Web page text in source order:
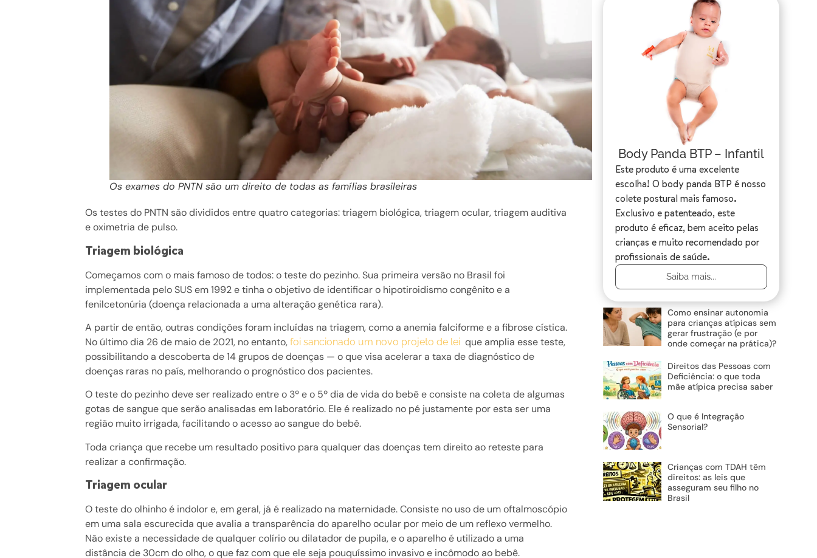
Os exames do PNTN são um direito de todas as famílias brasileiras
Os testes do PNTN são divididos entre quatro categorias: triagem biológica, triagem ocular, triagem auditiva
e oximetria de pulso.
Triagem biológica
Começamos com o mais famoso de todos: oteste do pezinho. Sua primeira versão no Brasil foi
implementada pelo SUS em 1992 e tinha o objetivo de identificar o hipotiroidismo congênito e a
fenilcetonúria (doença relacionada a uma alteração genética rara).
A partir de então, outras condições foram incluídas na triagem, como a anemia falciforme e a fibrose cística.
No último dia 26 de maio de 2021, no entanto,foi sancionado um novo projeto de lei que amplia esse teste,
possibilitando a descoberta de 14 grupos de doenças — o que visa acelerar a taxa de diagnóstico de
doenças raras no país, melhorando o prognóstico dos pacientes.
O teste do pezinho deve ser realizado entre o 3º e o 5º dia de vida do bebê e consiste na coleta de algumas
gotas de sangue que serão analisadas em laboratório. Ele é realizado no pé justamente por esta ser uma
região muito irrigada, facilitando o acesso ao sangue do bebê.
Toda criança que recebe um resultado positivo para qualquer das doenças tem direito ao reteste para
realizar a confirmação.
Triagem ocular
Oteste do olhinhoé indolor e, em geral, já é realizado na maternidade. Consiste no uso de um oftalmoscópio
em uma sala escurecida que avalia a transparência do aparelho ocular por meio de um reflexo vermelho.
Não existe a necessidade de qualquer colírio ou dilatador de pupila, e o aparelho é utilizado a uma
distância de 30cm do olho, o que faz com que ele seja pouquíssimo invasivo e incômodo ao bebê.
Body Panda BTP – Infantil
Este produto é uma excelente
escolha! O body panda BTP é nosso
colete postural mais famoso.
Exclusivo e patenteado, este
produto é eficaz, bem aceito pelas
crianças e muito recomendado por
profissionais de saúde.
Saiba mais...
Como ensinar autonomia
para crianças atípicas sem
gerar frustração (e por
onde começar na prática)?
Direitos das Pessoas com
Deficiência: o que toda
mãe atípica precisa saber
O que é Integração
Sensorial?
Crianças com TDAH têm
direitos: as leis que
asseguram seu filho no
Brasil